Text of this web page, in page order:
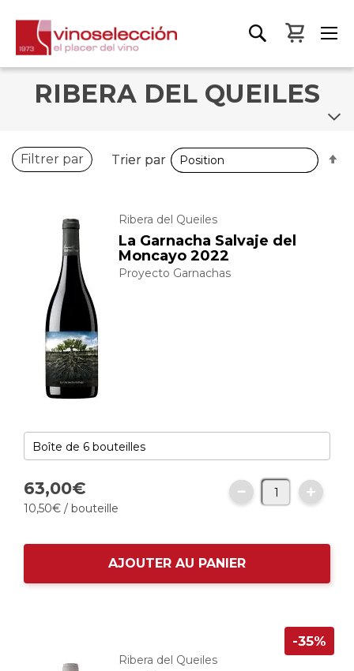
Mon
RIBERA DEL QUEILES
Ribera del Queiles
La Garnacha Salvaje del
Moncayo 2022
Proyecto Garnachas
63,00€
10,50€ / bouteille
AJOUTER AU PANIER
Ribera del Queiles
-35%
Filtrer par Trier par
Trier par